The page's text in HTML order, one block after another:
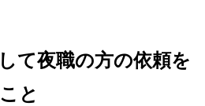
て夜職の方の依頼を
と